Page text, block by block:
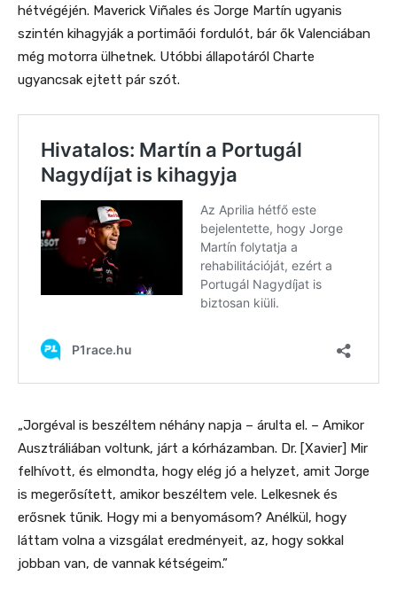
hétvégéjén. Maverick Viñales és Jorge Martín ugyanis
szintén kihagyják a portimãói fordulót, bár ők Valenciában
még motorra ülhetnek. Utóbbi állapotáról Charte
ugyancsak ejtett pár szót.
„Jorgéval is beszéltem néhány napja – árulta el. – Amikor
Ausztráliában voltunk, járt a kórházamban. Dr. [Xavier] Mir
felhívott, és elmondta, hogy elég jó a helyzet, amit Jorge
is megerősített, amikor beszéltem vele. Lelkesnek és
erősnek tűnik. Hogy mi a benyomásom? Anélkül, hogy
láttam volna a vizsgálat eredményeit, az, hogy sokkal
jobban van, de vannak kétségeim.”